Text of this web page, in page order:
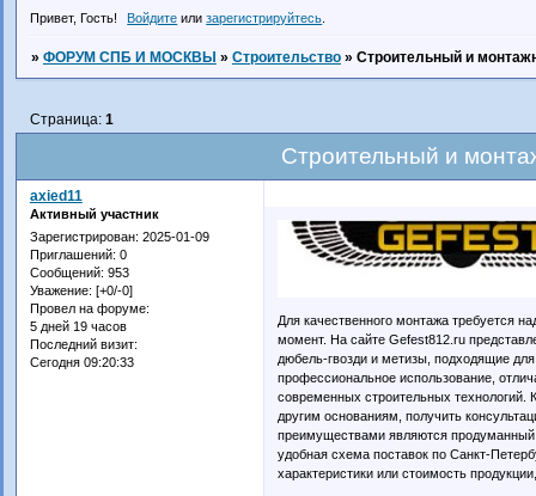
Привет, Гость! Войдите илизарегистрируйтесь
» ФОРУМ СПБ И МОСКВЫ » Строительство » Строительный и
Строительный и
Страница: 1
axied11
Активный участник
Зарегистрирован: 2025-01-09
Приглашений: 0
Сообщений: 953
Уважение: [+0/-0]
Провел на форуме:
5 дней 19 часов
Последний визит:
Сегодня 09:20:33
Для качественного монтажа требуется
момент. На сайте Gefest812.ru
дюбель-гвозди и метизы, подходящие
профессиональное использование,
современных строительных технологий.
другим основаниям, получить
преимуществами являются продуманный
удобная схема поставок по Санкт-
характеристики или стоимость